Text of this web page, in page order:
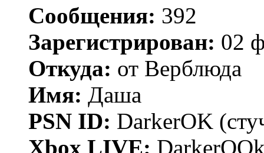
Сообщения: 392
Зарегистрирован: 02
Откуда: от Верблюда
Имя: Даша
PSN ID: DarkerOK
Xbox LIVE: